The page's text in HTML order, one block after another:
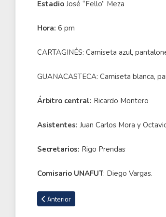
Estadio José “Fello”
Hora: 6 pm
CARTAGINÉS: Camiseta azul,
GUANACASTECA: Camiseta blanca,
Árbitro central: Ricardo Montero
Asistentes: Juan Carlos Mora y
Secretarios: Rigo Prendas
Comisario UNAFUT: Diego Vargas.
Artículo anterior: Comisión de Arbitraje
Anterior